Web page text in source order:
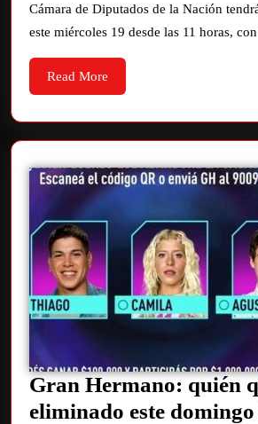
Cámara de Diputados de la Nación
este miércoles 19 desde las 11 horas,
Read More
Gran Hermano: quién
eliminado este domingo